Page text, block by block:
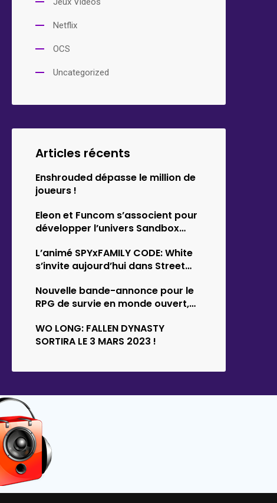
Netflix
OCS
Uncategorized
Articles récents
Enshrouded dépasse le million de
joueurs !
Eleon et Funcom s’associent pour
développer l’univers Sandbox
L’animé SPYxFAMILY CODE: White
s’invite aujourd’hui dans Street
Nouvelle bande-annonce pour le
RPG de survie en monde ouvert,…
WO LONG: FALLEN DYNASTY
SORTIRA LE 3 MARS 2023 !